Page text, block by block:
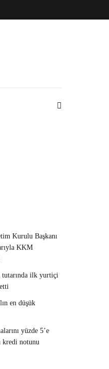
Kurulu Başkanı
KKM
ilk yurtiçi
en düşük
yüzde 5’e
kredi notunu